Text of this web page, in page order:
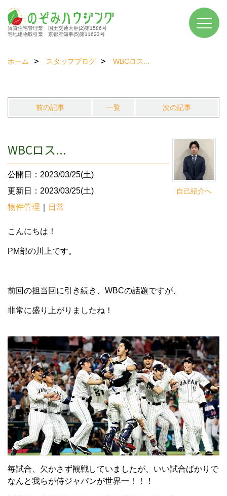
賃貸住宅管理業 国土交通大臣(2)第1586号
宅地建物取引業 京都府知事(5)第11623号
ホーム スタッフブログ WBCロス...
前の記事 一覧 次の記事
自己紹介へ
WBCロス...
公開日：2023/03/25(土)
更新日：2023/03/25(土)
物件管理
日常
こんにちは！
PM部の川上です。
前回の担当回に引き続き、WBCの話題ですが、
非常に盛り上がりましたね！
毎試合、欠かさず観戦していましたが、いい試合ばかりで
なんと我らが侍ジャパンが世界一！！！